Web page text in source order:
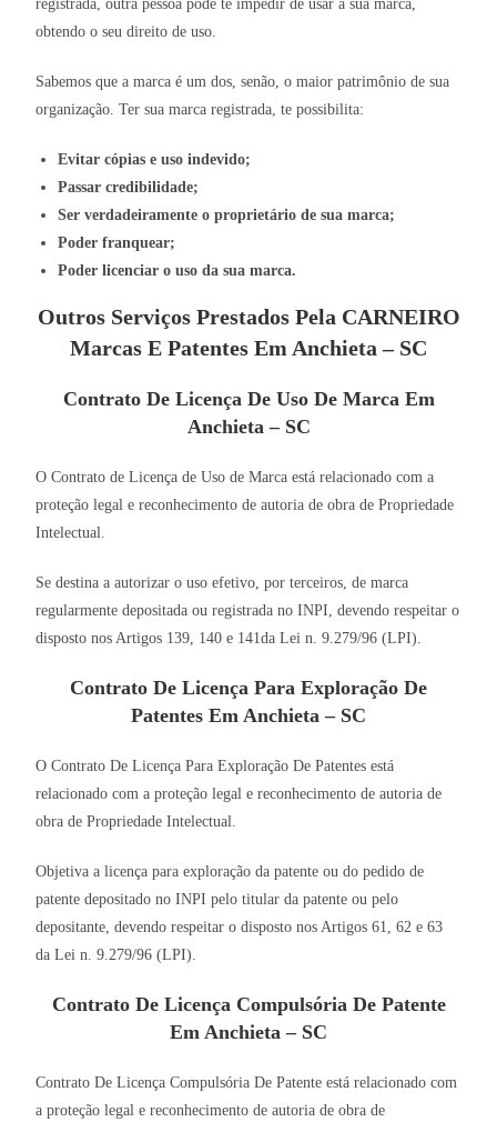
registrada, outra pessoa pode te impedir de usar a sua marca,
obtendo o seu direito de uso.
Sabemos que a marca é um dos, senão, o maior patrimônio de sua
organização. Ter sua marca registrada, te possibilita:
Evitar cópias e uso indevido;
Passar credibilidade;
Ser verdadeiramente o proprietário de sua marca;
Poder franquear;
Poder licenciar o uso da sua marca.
Outros Serviços Prestados Pela CARNEIRO
Marcas E Patentes Em Anchieta – SC
Contrato De Licença De Uso De Marca Em
Anchieta – SC
O Contrato de Licença de Uso de Marca está relacionado com a
proteção legal e reconhecimento de autoria de obra de Propriedade
Intelectual.
Se destina a autorizar o uso efetivo, por terceiros, de marca
regularmente depositada ou registrada no INPI, devendo respeitar o
disposto nos Artigos 139, 140 e 141da Lei n. 9.279/96 (LPI).
Contrato De Licença Para Exploração De
Patentes Em Anchieta – SC
O Contrato De Licença Para Exploração De Patentes está
relacionado com a proteção legal e reconhecimento de autoria de
obra de Propriedade Intelectual.
Objetiva a licença para exploração da patente ou do pedido de
patente depositado no INPI pelo titular da patente ou pelo
depositante, devendo respeitar o disposto nos Artigos 61, 62 e 63
da Lei n. 9.279/96 (LPI).
Contrato De Licença Compulsória De Patente
Em Anchieta – SC
Contrato De Licença Compulsória De Patente está relacionado com
a proteção legal e reconhecimento de autoria de obra de